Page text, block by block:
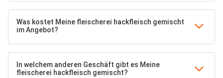
Was kostet Meine fleischerei hackfleisch gemischt
im Angebot?
In welchem anderen Geschäft gibt es Meine
fleischerei hackfleisch gemischt?